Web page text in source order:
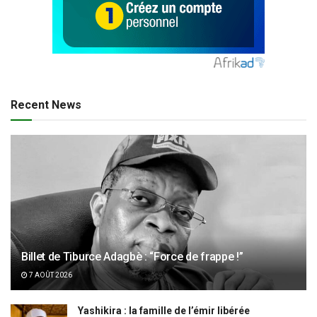
Recent News
Billet de Tiburce Adagbè : “Force de frappe !”
7 AOÛT 2026
Yashikira : la famille de l’émir libérée